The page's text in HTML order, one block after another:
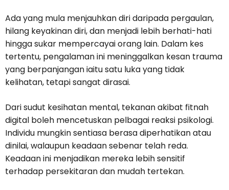
Ada yang mula menjauhkan diri daripada pergaulan,
hilang keyakinan diri, dan menjadi lebih berhati-hati
hingga sukar mempercayai orang lain. Dalam kes
tertentu, pengalaman ini meninggalkan kesan trauma
yang berpanjangan iaitu satu luka yang tidak
kelihatan, tetapi sangat dirasai.
Dari sudut kesihatan mental, tekanan akibat fitnah
digital boleh mencetuskan pelbagai reaksi psikologi.
Individu mungkin sentiasa berasa diperhatikan atau
dinilai, walaupun keadaan sebenar telah reda.
Keadaan ini menjadikan mereka lebih sensitif
terhadap persekitaran dan mudah tertekan.